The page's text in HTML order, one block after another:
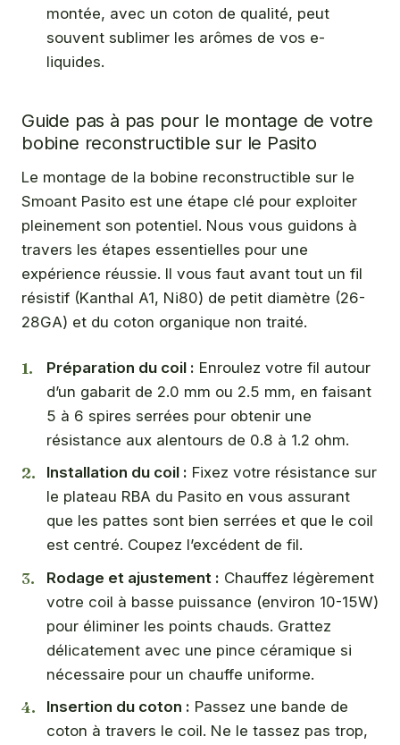
montée, avec un coton de qualité, peut
souvent sublimer les arômes de vos e-
liquides.
Guide pas à pas pour le montage de votre
bobine reconstructible sur le Pasito
Le montage de la bobine reconstructible sur le
Smoant Pasito est une étape clé pour exploiter
pleinement son potentiel. Nous vous guidons à
travers les étapes essentielles pour une
expérience réussie. Il vous faut avant tout un fil
résistif (Kanthal A1, Ni80) de petit diamètre (26-
28GA) et du coton organique non traité.
Préparation du coil : Enroulez votre fil autour
d’un gabarit de 2.0 mm ou 2.5 mm, en faisant
5 à 6 spires serrées pour obtenir une
résistance aux alentours de 0.8 à 1.2 ohm.
Installation du coil : Fixez votre résistance sur
le plateau RBA du Pasito en vous assurant
que les pattes sont bien serrées et que le coil
est centré. Coupez l’excédent de fil.
Rodage et ajustement : Chauffez légèrement
votre coil à basse puissance (environ 10-15W)
pour éliminer les points chauds. Grattez
délicatement avec une pince céramique si
nécessaire pour un chauffe uniforme.
Insertion du coton : Passez une bande de
coton à travers le coil. Ne le tassez pas trop,